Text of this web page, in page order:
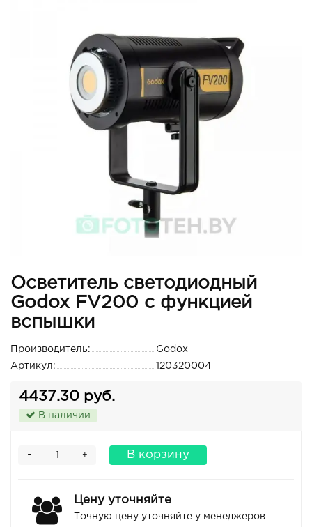
Осветитель светодиодный
Godox FV200 с функцией
вспышки
Производитель:
Godox
Артикул:
120320004
4437.30 руб.
В наличии
+
- В корзину
Цену уточняйте
Точную цену уточняйте у менеджеров